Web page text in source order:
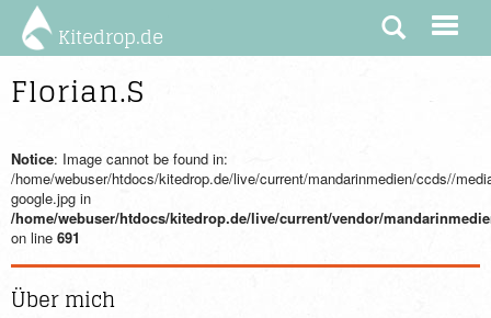
Kitedrop.de
Florian.S
Notice: Image cannot be found in:
/home/webuser/htdocs/kitedrop.de/live/current/mandarinmedien/ccds//
google.jpg in
/home/webuser/htdocs/kitedrop.de/live/current/vendor/
on line 691
Über mich